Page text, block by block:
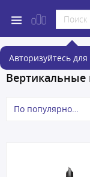
Авторизуйтесь
По популярности